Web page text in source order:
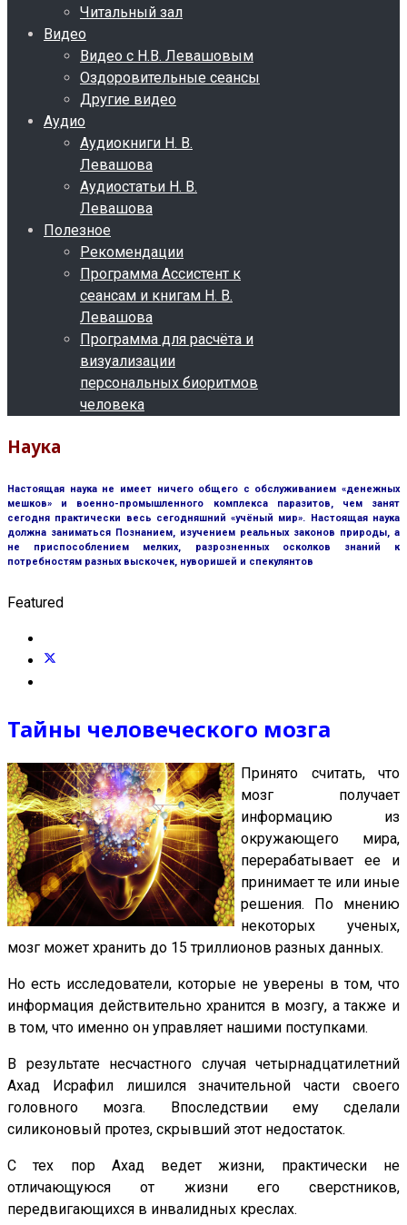
Читальный зал
Видео
Видео с Н.В. Левашовым
Оздоровительные сеансы
Другие видео
Аудио
Аудиокниги Н. В.
Левашова
Аудиостатьи Н. В.
Левашова
Полезное
Рекомендации
Программа Ассистент к
сеансам и книгам Н. В.
Левашова
Программа для расчёта и
визуализации
персональных биоритмов
человека
Наука
Настоящая наука не имеет ничего общего с обслуживанием «денежных
мешков» и военно-промышленного комплекса паразитов, чем занят
сегодня практически весь сегодняшний «учёный мир». Настоящая наука
должна заниматься Познанием, изучением реальных законов природы, а
не приспособлением мелких, разрозненных осколков знаний к
потребностям разных выскочек, нуворишей и спекулянтов
Featured
Тайны человеческого мозга
Принято считать, что
мозг получает
информацию из
окружающего мира,
перерабатывает ее и
принимает те или иные
решения. По мнению
некоторых ученых,
мозг может хранить до 15 триллионов разных данных.
Но есть исследователи, которые не уверены в том, что
информация действительно хранится в мозгу, а также и
в том, что именно он управляет нашими поступками.
В результате несчастного случая четырнадцатилетний
Ахад Исрафил лишился значительной части своего
головного мозга. Впоследствии ему сделали
силиконовый протез, скрывший этот недостаток.
С тех пор Ахад ведет жизни, практически не
отличающуюся от жизни его сверстников,
передвигающихся в инвалидных креслах.